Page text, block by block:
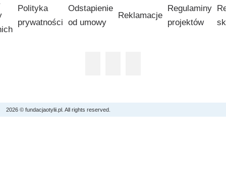
Polityka
prywatności
Odstapienie
od umowy
Reklamacje
Regulaminy
projektów
2026 © fundacjaotylii.pl. All rights reserved.